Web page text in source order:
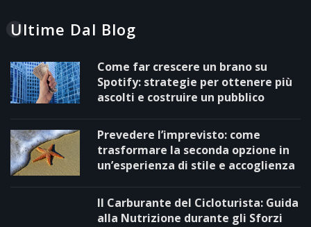
Ultime Dal Blog
Come far crescere un brano su
Spotify: strategie per ottenere più
ascolti e costruire un pubblico
Prevedere l’imprevisto: come
trasformare la seconda opzione in
un’esperienza di stile e accoglienza
Il Carburante del Cicloturista: Guida
alla Nutrizione durante gli Sforzi